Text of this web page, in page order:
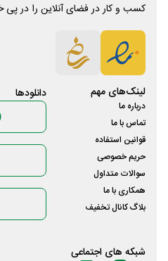
کسب و کار در فضای آنلاین را در
لینک‌های مهم
درباره ما
تماس با ما
قوانین استفاده
حریم خصوصی
سوالات متداول
همکاری با ما
بلاگ کانال تخفیف
شبکه های اجتماعی
دانلود‌ها